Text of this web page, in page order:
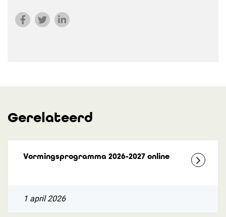
Gerelateerd
Vormingsprogramma 2026-2027 online
1 april 2026